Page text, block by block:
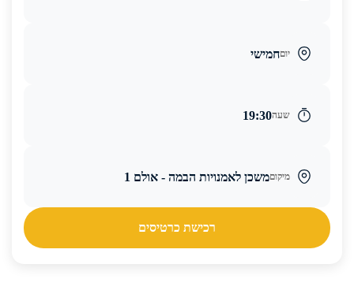
יוםחמישי
שעה19:30
מיקוםמשכן לאמנויות הבמה - אולם 1
רכישת כרטיסים